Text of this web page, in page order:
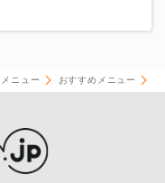
メニュー おすすめメニュー